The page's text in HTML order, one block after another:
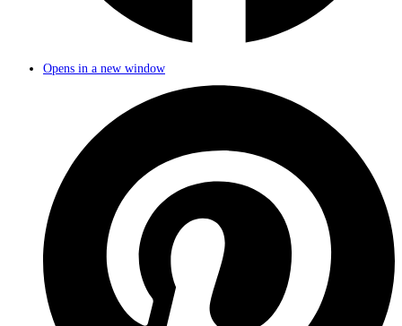
Opens in a new window